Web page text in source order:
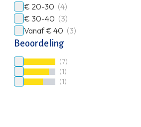
€ 20-30 (4)
€ 30-40 (3)
Vanaf € 40 (3)
Beoordeling
(7)
(1)
(1)